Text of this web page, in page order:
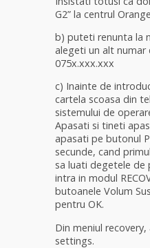
G2” la centrul
b) puteti renunta la
alegeti un alt
075x.xxx.xxx
c) Inainte de
cartela scoasa din
sistemului de
Apasati si tineti
apasati pe butonul
secunde, cand
sa luati degetele de
intra in modul
butoanele Volum
pentru OK.
Din meniul
settings.